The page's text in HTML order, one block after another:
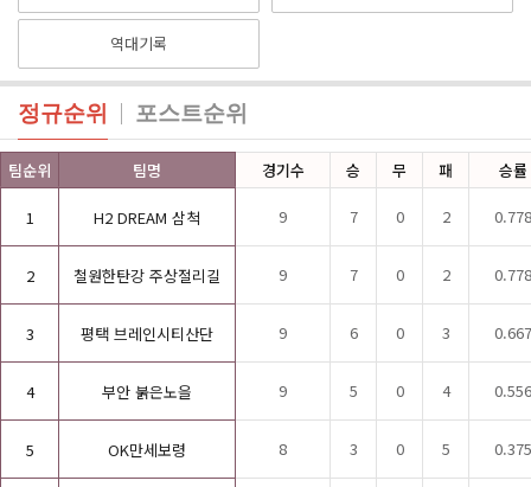
역대기록
정규순위 포스트순위
팀순위 팀명 경기수 승 무 패 승률
1 H2 DREAM 삼척 9 7 0 2 0.778
2 철원한탄강 주상절리길 9 7 0 2 0.778
3 평택 브레인시티산단 9 6 0 3 0.667
4 부안 붉은노을 9 5 0 4 0.556
5 OK만세보령 8 3 0 5 0.375